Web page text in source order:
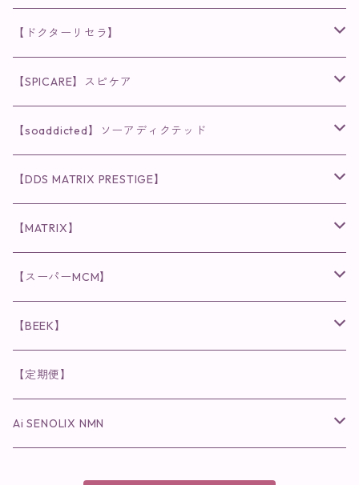
【ドクターリセラ】
◉AQUA VENUS
クレンジング・洗顔
化粧水
保湿ジェル・クリーム
ラディール
◉VI PLANTE
リキッド
ディフェンサー
メイク小物
◉ナチュリスティーアクレス
クレンジング
洗顔
◉インナーケア
食品
粒タイプ
◉cocochia
ヘナカラー
ヘアファンデーション
◉美顔器
◉スペシャルケア
◉肌悩み
【SPICARE】スピケア
◉V3シリーズ
ファンデーション・ベース
クレンジング・洗顔
リップ
◉V3 VSPIC C Line
クレンジング・洗顔
化粧水
◉スピケアシリーズ
◉V.O.Sシリーズ
クレンジング・洗顔
化粧水
◉メンズシリーズ
クレンジング・洗顔
化粧水
◉MESシリーズ
【soaddicted】ソーアディクテッド
ラッシュアディクト
まつ毛用美容液
眉毛用美容液
リップアディクト
唇用美容液
ヘアアディクト
【DDS MATRIX PRESTIGE】
スキンケアシリーズ
美容液
【MATRIX】
スキンケアシリーズ
美容液
洗顔
【スーパーMCM】
インナーケア
【BEEK】
インナーケア
【定期便】
Ai SENOLIX NMN